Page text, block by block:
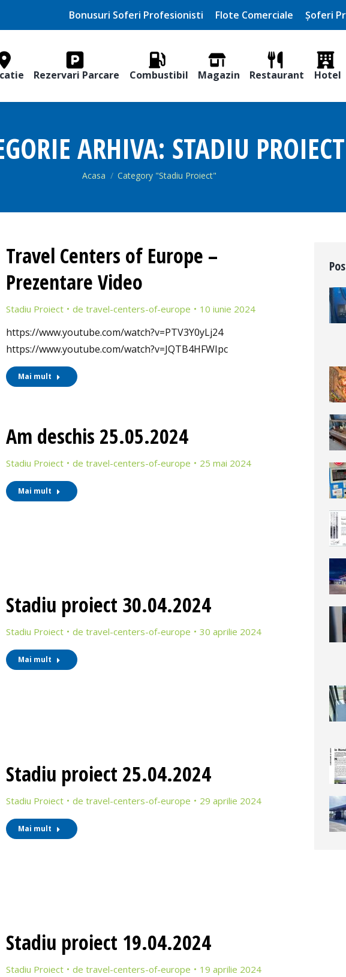
Bonusuri Soferi Profesionisti Flote Comerciale Șoferi
Rezervari Parcare Combustibil Magazin Restaurant Hotel
ARHIVA: STADIU PROIECT
You are here:
Acasa Category "Stadiu Proiect"
Travel Centers of Europe –
Prezentare Video
Stadiu Proiect de travel-centers-of-europe 10 iunie 2024
https://www.youtube.com/watch?v=PTV3Y0yLj24
https://www.youtube.com/watch?v=JQTB4HFWIpc
Mai mult
Am deschis 25.05.2024
Stadiu Proiect de travel-centers-of-europe 25 mai 2024
Mai mult
Stadiu proiect 30.04.2024
Stadiu Proiect de travel-centers-of-europe 30 aprilie 2024
Mai mult
Stadiu proiect 25.04.2024
Stadiu Proiect de travel-centers-of-europe 29 aprilie 2024
Mai mult
Stadiu proiect 19.04.2024
Stadiu Proiect de travel-centers-of-europe 19 aprilie 2024